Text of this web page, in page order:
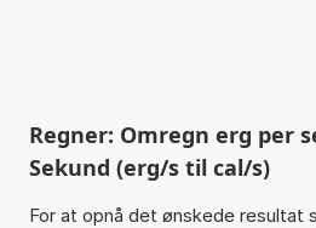
Regner: Omregn erg per
Sekund (erg/s til cal/s)
For at opnå det ønskede resultat